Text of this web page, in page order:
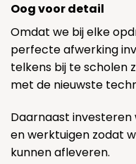
Oog voor detail
Omdat we bij elke
perfecte afwerking
telkens bij te scholen
met de nieuwste
Daarnaast
en werktuigen zodat
kunnen afleveren.